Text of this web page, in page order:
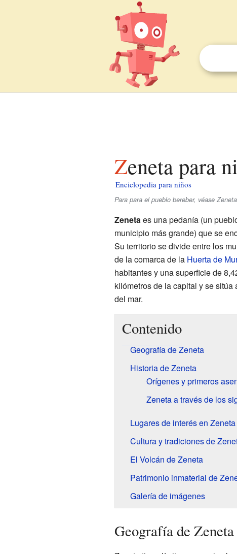
Zeneta para
Enciclopedia para niños
Para para el pueblo bereber, véase
Zenetaes una pedanía (un
municipio más grande) que se
Su territorio se divide entre los
de la comarca de la Huerta de
habitantes y una superficie de
kilómetros de la capital y se
del mar.
Contenido
Geografía de Zeneta
Historia de Zeneta
Orígenes y primeros
Zeneta a través de los
Lugares de interés en Zeneta
Cultura y tradiciones de
El Volcán de Zeneta
Patrimonio inmaterial de
Galería de imágenes
Geografía de Zeneta